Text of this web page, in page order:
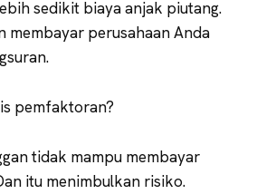
sedikit biaya anjak piutang.
membayar perusahaan Anda
pemfaktoran?
tidak mampu membayar
itu menimbulkan risiko.